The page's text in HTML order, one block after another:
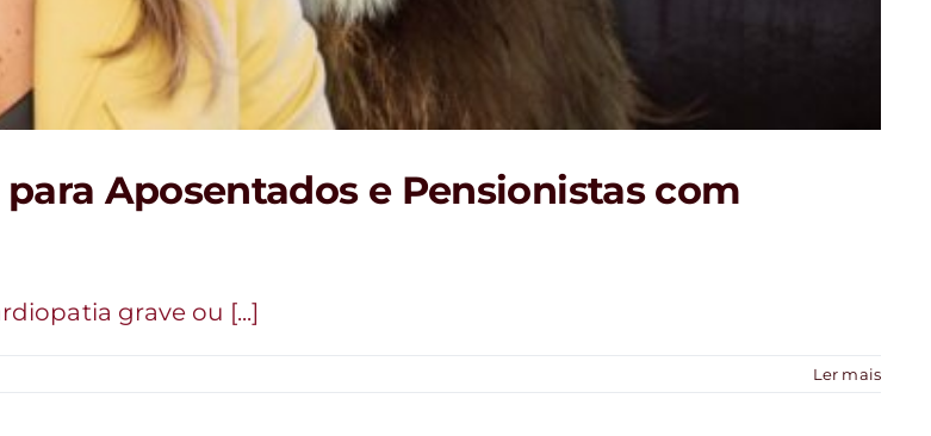
Aposentados e Pensionistas com
grave ou [...]
Ler mais